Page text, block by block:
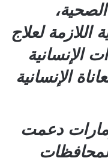
لعلاج
الإنسانية
الإنسانية
دعمت